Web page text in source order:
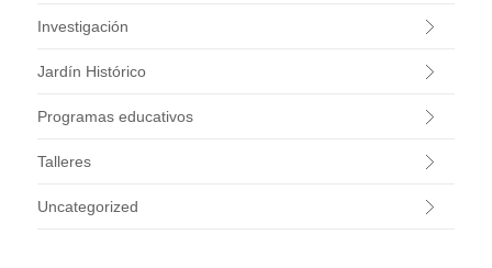
Investigación
Jardín Histórico
Programas educativos
Talleres
Uncategorized